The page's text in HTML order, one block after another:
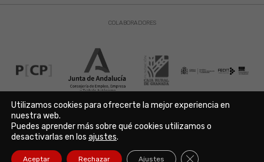
COLABORADORES
Aviso Legal | Política de Privacidad | Política de Cookies
Copyright © 2021. Parque de las Ciencias. Avda. de la Ciencia s/n
18006 Granada. España. Telf.: 958 131 900. Todos los derechos
Utilizamos cookies para ofrecerte la mejor experiencia en
nuestra web.
Puedes aprender más sobre qué cookies utilizamos o
desactivarlas en los ajustes.
Aceptar Rechazar Ajustes Cerrar el banner de